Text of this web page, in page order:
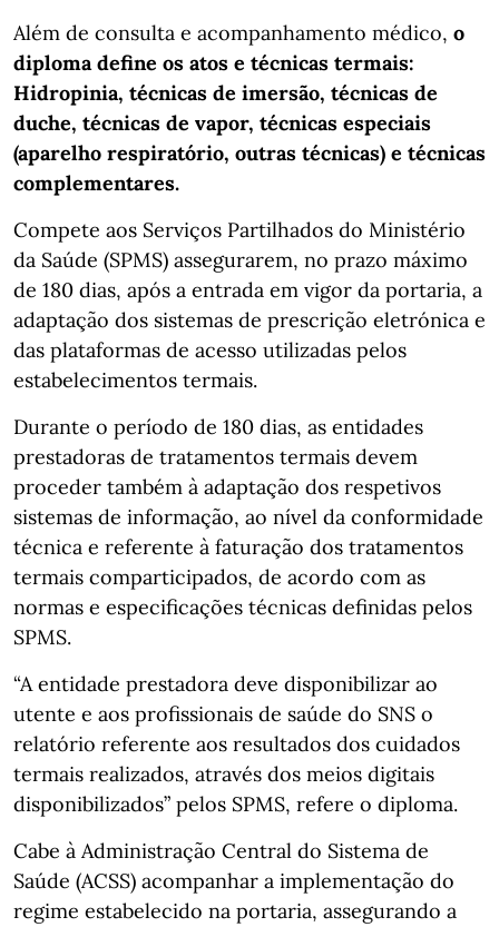
Além de consulta e acompanhamento médico, o
diploma define os atos e técnicas termais:
Hidropinia, técnicas de imersão, técnicas de
duche, técnicas de vapor, técnicas especiais
(aparelho respiratório, outras técnicas) e técnicas
complementares.
Compete aos Serviços Partilhados do Ministério
da Saúde (SPMS) assegurarem, no prazo máximo
de 180 dias, após a entrada em vigor da portaria, a
adaptação dos sistemas de prescrição eletrónica e
das plataformas de acesso utilizadas pelos
estabelecimentos termais.
Durante o período de 180 dias, as entidades
prestadoras de tratamentos termais devem
proceder também à adaptação dos respetivos
sistemas de informação, ao nível da conformidade
técnica e referente à faturação dos tratamentos
termais comparticipados, de acordo com as
normas e especificações técnicas definidas pelos
SPMS.
“A entidade prestadora deve disponibilizar ao
utente e aos profissionais de saúde do SNS o
relatório referente aos resultados dos cuidados
termais realizados, através dos meios digitais
disponibilizados” pelos SPMS, refere o diploma.
Cabe à Administração Central do Sistema de
Saúde (ACSS) acompanhar a implementação do
regime estabelecido na portaria, assegurando a